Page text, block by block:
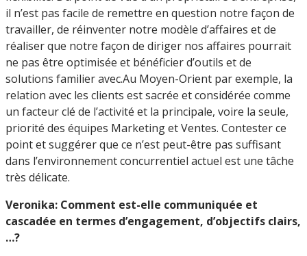
il n’est pas facile de remettre en question notre façon de
travailler, de réinventer notre modèle d’affaires et de
réaliser que notre façon de diriger nos affaires pourrait
ne pas être optimisée et bénéficier d’outils et de
solutions familier avec.Au Moyen-Orient par exemple, la
relation avec les clients est sacrée et considérée comme
un facteur clé de l’activité et la principale, voire la seule,
priorité des équipes Marketing et Ventes. Contester ce
point et suggérer que ce n’est peut-être pas suffisant
dans l’environnement concurrentiel actuel est une tâche
très délicate.
Veronika: Comment est-elle communiquée et
cascadée en termes d’engagement, d’objectifs clairs,
…?